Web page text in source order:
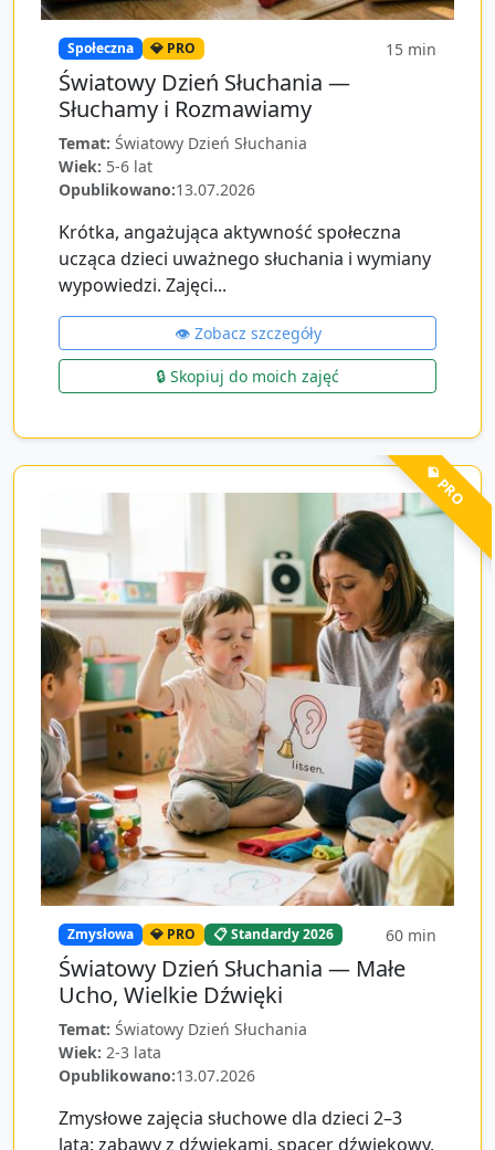
Społeczna 💎 PRO 15 min
Światowy Dzień Słuchania —
Słuchamy i Rozmawiamy
Temat: Światowy Dzień Słuchania
Wiek: 5-6 lat
Opublikowano:13.07.2026
Krótka, angażująca aktywność społeczna
ucząca dzieci uważnego słuchania i wymiany
wypowiedzi. Zajęci...
👁️ Zobacz szczegóły
🔒 Skopiuj do moich zajęć
💎 PRO
Zmysłowa 💎 PRO 📋 Standardy 2026 60 min
Światowy Dzień Słuchania — Małe
Ucho, Wielkie Dźwięki
Temat: Światowy Dzień Słuchania
Wiek: 2-3 lata
Opublikowano:13.07.2026
Zmysłowe zajęcia słuchowe dla dzieci 2–3
lata: zabawy z dźwiękami, spacer dźwiękowy,